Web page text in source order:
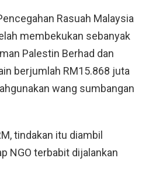
Rasuah Malaysia
membekukan sebanyak
Palestin Berhad dan
berjumlah RM15.868 juta
wang sumbangan
tindakan itu diambil
NGO terbabit dijalankan